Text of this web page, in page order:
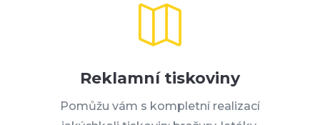

Reklamní tiskoviny
Pomůžu vám s kompletní realizací